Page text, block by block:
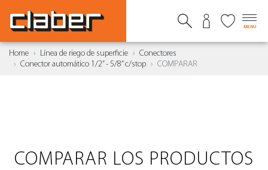
MENU
Home Línea de riego de superficie
Conectores
Conector automático 1/2” - 5/8” c/stop
COMPARAR
COMPARAR LOS PRODUCTOS